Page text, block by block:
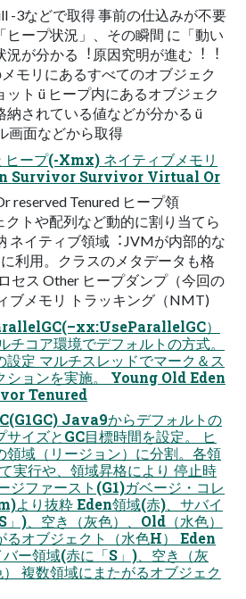
-3などで取得 事前の仕込みが不要
ヒープ状況」、その瞬間 に「動い
況が分かる︕原因究明が進む︕︕
モリにあるすべてのオブジェク
ット ü ヒープ内にあるオブジェク
納されている値などが分かる ü
画⾯などから取得
ープ(-Xmx) ネイティブメモリ
Survivor Survivor Virtual Or
reserved Tenured ヒープ領
クトや配列など動的に割り当てら
ネイティブ領域︓JVMが内部的な
利⽤。クラスのメタデータも格
セス Other ヒープダンプ（今回の
ブメモリ トラッキング（NMT)
）
コア環境でデフォルトの⽅式。
設定 マルチスレッドでマーク＆ス
ションを実施。 Young Old Eden
Tenured
Java9からデフォルトの
サイズとGC⽬標時間を設定。 ヒ
領域（リージョン）に分割。各領
実⾏や、領域昇格により 停⽌時
ジファースト(G1)ガベージ・コレ
より抜粋 Eden領域(⾚)、サバイ
)、空き（灰⾊）、Old（⽔⾊）
るオブジェクト（⽔⾊H） Eden
ー領域(⾚に「S」)、空き（灰
複数領域にまたがるオブジェク